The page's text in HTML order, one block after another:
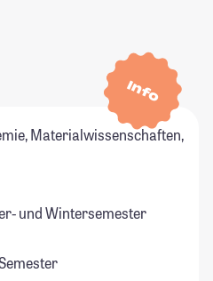
Info
Materialwissenschaften,
und Wintersemester